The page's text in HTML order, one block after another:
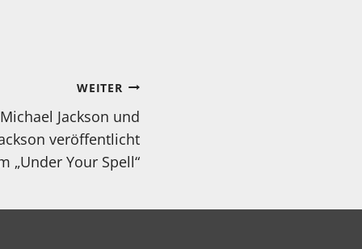
WEITER
Jackson und
veröffentlicht
„Under Your Spell“